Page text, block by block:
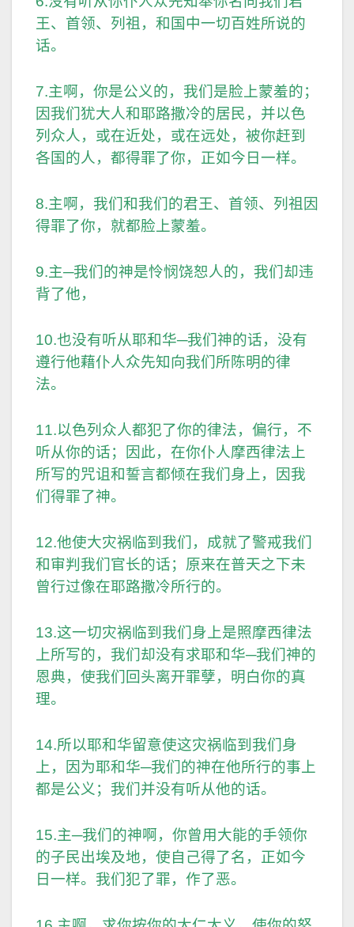
王、首领、列祖，和国中一切百姓所说的
话。
7.主啊，你是公义的，我们是脸上蒙羞的；
因我们犹大人和耶路撒冷的居民，并以色
列众人，或在近处，或在远处，被你赶到
各国的人，都得罪了你，正如今日一样。
8.主啊，我们和我们的君王、首领、列祖因
得罪了你，就都脸上蒙羞。
9.主─我们的神是怜悯饶恕人的，我们却违
背了他，
10.也没有听从耶和华─我们神的话，没有
遵行他藉仆人众先知向我们所陈明的律
法。
11.以色列众人都犯了你的律法，偏行，不
听从你的话；因此，在你仆人摩西律法上
所写的咒诅和誓言都倾在我们身上，因我
们得罪了神。
12.他使大灾祸临到我们，成就了警戒我们
和审判我们官长的话；原来在普天之下未
曾行过像在耶路撒冷所行的。
13.这一切灾祸临到我们身上是照摩西律法
上所写的，我们却没有求耶和华─我们神的
恩典，使我们回头离开罪孽，明白你的真
理。
14.所以耶和华留意使这灾祸临到我们身
上，因为耶和华─我们的神在他所行的事上
都是公义；我们并没有听从他的话。
15.主─我们的神啊，你曾用大能的手领你
的子民出埃及地，使自己得了名，正如今
日一样。我们犯了罪，作了恶。